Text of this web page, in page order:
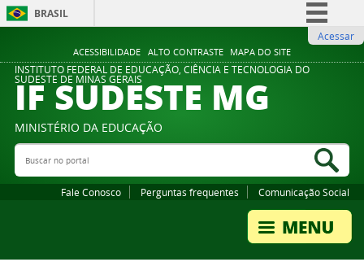
ACESSIBILIDADE ALTO CONTRASTE MAPA DO SITE
BRASIL
Comunica BR
Participe
Legislação
Acessar
INSTITUTO FEDERAL DE EDUCAÇÃO, CIÊNCIA E TECNOLOGIA DO
SUDESTE DE MINAS GERAIS
IF SUDESTE MG
MINISTÉRIO DA EDUCAÇÃO
Buscar no portal
Fale Conosco Perguntas frequentes Comunicação Social